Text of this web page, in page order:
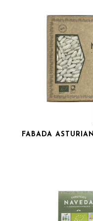
FABADA